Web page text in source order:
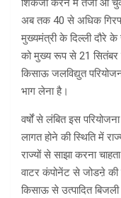
शिकंजा करने में तेजी आ
अब तक 40 से अधिक
मुख्यमंत्री के दिल्ली दौरे के
को मुख्य रूप से 21 सितंबर
किसाऊ जलविद्युत
भाग लेना है।
वर्षों से लंबित इस
लागत होने की स्थिति में
राज्यों से साझा करना
वाटर कंपोनेंट से जोडऩे की
किसाऊ से उत्पादित